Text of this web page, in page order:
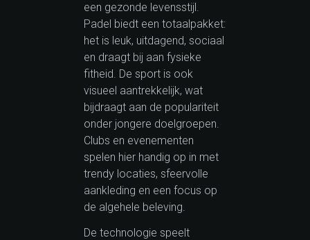
een gezonde levensstijl.
Padel biedt een totaalpakket:
het is leuk, uitdagend, sociaal
en draagt bij aan fysieke
fitheid. De sport is ook
visueel aantrekkelijk, wat
bijdraagt aan de populariteit
onder jongere doelgroepen.
Clubs en evenementen
spelen hier handig op in met
trendy locaties, sfeervolle
aankleding en een focus op
de algehele beleving.
De technologie speelt